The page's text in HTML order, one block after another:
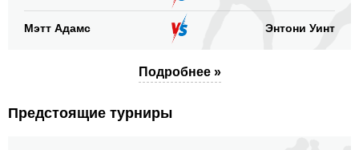
Мэтт Адамс Энтони Уинт
Подробнее »
Предстоящие турниры